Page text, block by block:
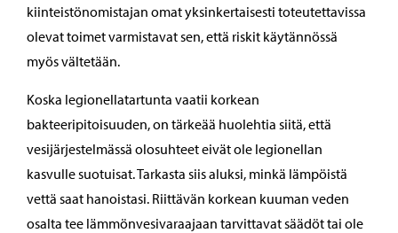
kiinteistönomistajan omat yksinkertaisesti toteutettavissa
olevat toimet varmistavat sen, että riskit käytännössä
myös vältetään.
Koska legionellatartunta vaatii korkean
bakteeripitoisuuden, on tärkeää huolehtia siitä, että
vesijärjestelmässä olosuhteet eivät ole legionellan
kasvulle suotuisat. Tarkasta siis aluksi, minkä lämpöistä
vettä saat hanoistasi. Riittävän korkean kuuman veden
osalta tee lämmönvesivaraajaan tarvittavat säädöt tai ole